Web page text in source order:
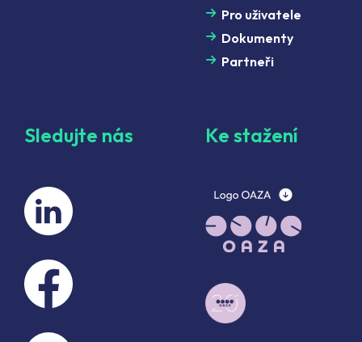
Pro uživatele
Dokumenty
Partneři
Sledujte nás Ke stažení